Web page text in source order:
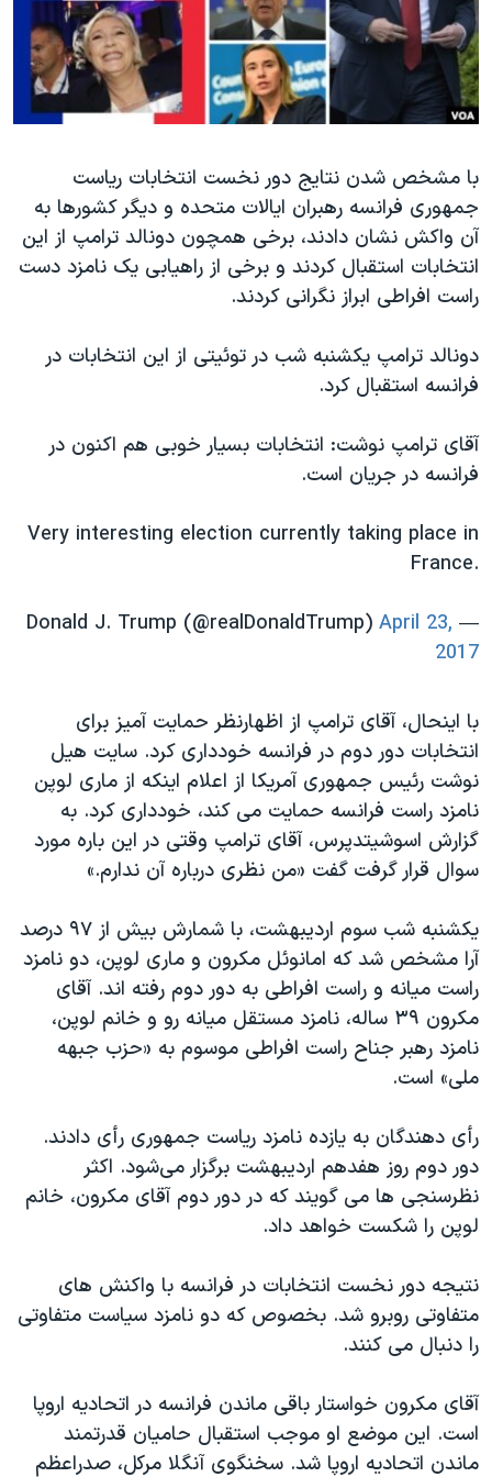
فرهنگ و زندگی
حقوق شهروندی
اقتصادی
اسرائیل در جنگ
گالری عکس
آرشیو پخش زنده
مستندها
انتخابات ریاست جمهوری آمریکا ۲۰۲۴
حمله جمهوری اسلامی به اسرائیل
ورزش زنان در ایران
اعتراضات زن، زندگی، آزادی
مجموعه مستندهای دادخواهی
تریبونال مردمی آبان ۹۸
چهل سال گروگان‌گیری
اعتراضات مردمی آبان ۹۸
نرگس محمدی برنده جایزه نوبل صلح
همایش محافظه‌کاران آمریکا «سی‌پک»
صفحه‌های ویژه
سفر پرزیدنت ترامپ به چین
دنبال کنید
زبانهای مختلف
با مشخص شدن نتایج دور نخست انتخابات ریاست
جمهوری فرانسه رهبران ایالات متحده و دیگر کشورها به
آن واکش نشان دادند، برخی همچون دونالد ترامپ از این
انتخابات استقبال کردند و برخی از راهیابی یک نامزد دست
راست افراطی ابراز نگرانی کردند.
دونالد ترامپ یکشنبه شب در توئیتی از این انتخابات در
فرانسه استقبال کرد.
آقای ترامپ نوشت: انتخابات بسیار خوبی هم اکنون در
فرانسه در جریان است.
Very interesting election currently taking place in
France.
— Donald J. Trump (@realDonaldTrump)
April 23,
2017
با اینحال، آقای ترامپ از اظهارنظر حمایت آمیز برای
انتخابات دور دوم در فرانسه خودداری کرد. سایت هیل
نوشت رئیس جمهوری آمریکا از اعلام اینکه از ماری لوپن
نامزد راست فرانسه حمایت می کند، خودداری کرد. به
گزارش اسوشیتدپرس، آقای ترامپ وقتی در این باره مورد
سوال قرار گرفت گفت «من نظری درباره آن ندارم.»
یکشنبه شب سوم اردیبهشت، با شمارش بیش از ۹۷ درصد
آرا مشخص شد که امانوئل مکرون و ماری لوپن، دو نامزد
راست میانه و راست افراطی به دور دوم رفته اند. آقای
مکرون ۳۹ ساله، نامزد مستقل میانه رو و خانم لوپن،
نامزد رهبر جناح راست افراطی موسوم به «حزب جبهه
ملی» است.
‎رأی دهندگان به یازده نامزد ریاست جمهوری رأی دادند.
دور دوم روز هفدهم اردیبهشت برگزار می‌شود. اکثر
نظرسنجی ها می گویند که در دور دوم آقای مکرون، خانم
لوپن را شکست خواهد داد.
نتیجه دور نخست انتخابات در فرانسه با واکنش های
متفاوتی روبرو شد. بخصوص که دو نامزد سیاست متفاوتی
را دنبال می کنند.
آقای مکرون خواستار باقی ماندن فرانسه در اتحادیه اروپا
است. این موضع او موجب استقبال حامیان قدرتمند
ماندن اتحادیه اروپا شد. سخنگوی آنگلا مرکل، صدراعظم